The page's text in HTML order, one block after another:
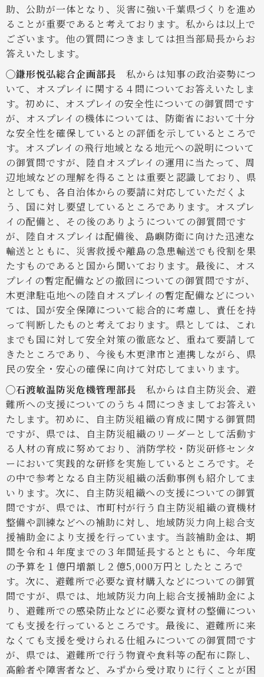
助、公助が一体となり、災害に強い千葉県づくりを進め
ることが重要であると考えております。私からは以上で
ございます。他の質問につきましては担当部局長からお
答えいたします。
◯鎌形悦弘総合企画部長 私からは知事の政治姿勢につ
いて、オスプレイに関する４問についてお答えいたしま
す。初めに、オスプレイの安全性についての御質問です
が、オスプレイの機体については、防衛省において十分
な安全性を確保しているとの評価を示しているところで
す。オスプレイの飛行地域となる地元への説明について
の御質問ですが、陸自オスプレイの運用に当たって、周
辺地域などの理解を得ることは重要と認識しており、県
としても、各自治体からの要請に対応していただくよ
う、国に対し要望しているところであります。オスプレ
イの配備と、その後のありようについての御質問です
が、陸自オスプレイは配備後、島嶼防衛に向けた迅速な
輸送とともに、災害救援や離島の急患輸送でも役割を果
たすものであると国から聞いております。最後に、オス
プレイの暫定配備などの撤回についての御質問ですが、
木更津駐屯地への陸自オスプレイの暫定配備などについ
ては、国が安全保障について総合的に考慮し、責任を持
って判断したものと考えております。県としては、これ
までも国に対して安全対策の徹底など、重ねて要請して
きたところであり、今後も木更津市と連携しながら、県
民の安全・安心の確保に向けて対応してまいります。
◯石渡敏温防災危機管理部長 私からは自主防災会、避
難所への支援についてのうち４問につきましてお答えい
たします。初めに、自主防災組織の育成に関する御質問
ですが、県では、自主防災組織のリーダーとして活動す
る人材の育成に努めており、消防学校・防災研修センタ
ーにおいて実践的な研修を実施しているところです。そ
の中で参考となる自主防災組織の活動事例も紹介してま
いります。次に、自主防災組織への支援についての御質
問ですが、県では、市町村が行う自主防災組織の資機材
整備や訓練などへの補助に対し、地域防災力向上総合支
援補助金により支援を行っています。当該補助金は、期
間を令和４年度までの３年間延長するとともに、今年度
の予算を１億円増額し２億5,000万円としたところで
す。次に、避難所で必要な資材購入などについての御質
問ですが、県では、地域防災力向上総合支援補助金によ
り、避難所での感染防止などに必要な資材の整備につい
ても支援を行っているところです。最後に、避難所に来
なくても支援を受けられる仕組みについての御質問です
が、県では、避難所で行う物資や食料等の配布に際し、
高齢者や障害者など、みずから受け取りに行くことが困